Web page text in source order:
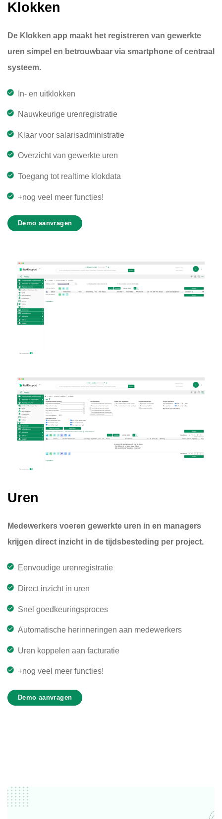
Klokken
De Klokken app maakt het registreren van gewerkte
uren simpel en betrouwbaar via smartphone of centraal
systeem.
In- en uitklokken
Nauwkeurige urenregistratie
Klaar voor salarisadministratie
Overzicht van gewerkte uren
Toegang tot realtime klokdata
+nog veel meer functies!
Demo aanvragen
Uren
Medewerkers voeren gewerkte uren in en managers
krijgen direct inzicht in de tijdsbesteding per project.
Eenvoudige urenregistratie
Direct inzicht in uren
Snel goedkeuringsproces
Automatische herinneringen aan medewerkers
Uren koppelen aan facturatie
+nog veel meer functies!
Demo aanvragen